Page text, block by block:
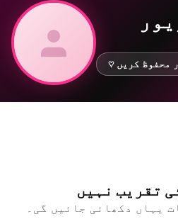
محفوظ کریں
تقریب نہیں
یہاں دکھائی جائیں گی۔